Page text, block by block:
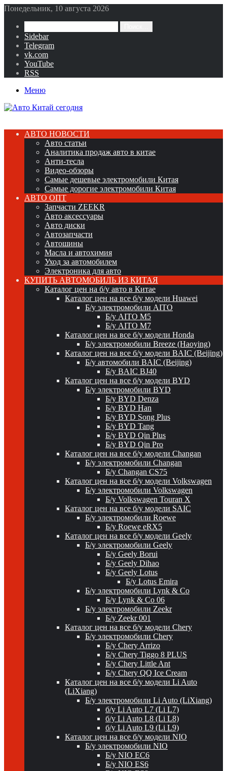
Понедельник, 10 августа 2026
Sidebar
Telegram
vk.com
YouTube
RSS
Меню
АВТО НОВОСТИ
Авто статьи
Аналитика продаж авто в китае
Анти-тесла
Видео-обзоры
Самые дешевые электромобили Китая
Самые дорогие электромобили Китая
АВТО ОПТ
Запчасти ZEEKR
Авто аксессуары
Авто диски
Автозапчасти
Автошины
Масла и автохимия
Уход за автомобилем
Электроника для авто
КУПИТЬ АВТОМОБИЛЬ ИЗ КИТАЯ
Каталог цен на б/у авто в Китае
Каталог цен на все б/у модели Huawei
Б/у электромобили AITO
Б/у AITO M5
Б/у AITO M7
Каталог цен на все б/у модели Honda
Б/у электромобили Breeze (Haoying)
Каталог цен на все б/у модели BAIC (Beijing)
Б/у автомобили BAIC (Beijing)
Б/у BAIC BJ40
Каталог цен на все б/у модели BYD
Б/у электромобили BYD
Б/у BYD Denza
Б/у BYD Han
Б/у BYD Song Plus
Б/у BYD Tang
Б/у BYD Qin Plus
Б/у BYD Qin Pro
Каталог цен на все б/у модели Changan
Б/у электромобили Changan
Б/у Changan CS75
Каталог цен на все б/у модели Volkswagen
Б/у электромобили Volkswagen
Б/у Volkswagen Touran X
Каталог цен на все б/у модели SAIC
Б/у электромобили Roewe
Б/у Roewe eRX5
Каталог цен на все б/у модели Geely
Б/у электромобили Geely
Б/у Geely Borui
Б/у Geely Dihao
Б/у Geely Lotus
Б/у Lotus Emira
Б/у электромобили Lynk & Co
Б/у Lynk & Co 06
Б/у электромобили Zeekr
Б/у Zeekr 001
Каталог цен на все б/у модели Chery
Б/у электромобили Chery
Б/у Chery Arrizo
Б/у Chery Tiggo 8 PLUS
Б/у Chery Little Ant
Б/у Chery QQ Ice Cream
Каталог цен на все б/у модели Li Auto
(LiXiang)
Б/у электромобили Li Auto (LiXiang)
б/у Li Auto L7 (Li L7)
б/у Li Auto L8 (Li L8)
б/у Li Auto L9 (Li L9)
Каталог цен на все б/у модели NIO
Б/у электромобили NIO
Б/у NIO EC6
Б/у NIO ES6